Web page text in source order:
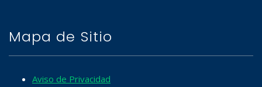
Mapa de Sitio
Aviso de Privacidad